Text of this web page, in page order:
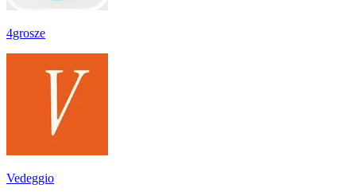
4grosze
Vedeggio